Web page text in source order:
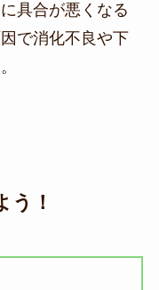
具合が悪くなる
で消化不良や下
う！